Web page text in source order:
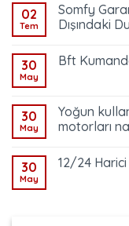
02
Tem
Somfy
Dışındaki
30
May
Bft
30
May
Yoğun
motorları
30
May
12/24 Harici